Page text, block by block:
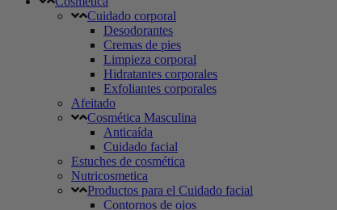
Cuidado corporal
Desodorantes
Cremas de pies
Limpieza corporal
Hidratantes corporales
Exfoliantes corporales
Afeitado
Cosmética Masculina
Anticaída
Cuidado facial
Estuches de cosmética
Nutricosmetica
Productos para el Cuidado facial
Contornos de ojos